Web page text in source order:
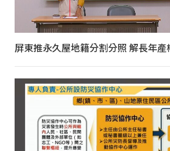
屏東推永久屋地籍分割分照 解長年產